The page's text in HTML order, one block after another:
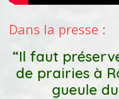
Dans la presse :
“Il faut
de prairies à
gueule